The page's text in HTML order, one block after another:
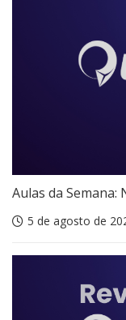
Aulas da Semana:
5 de agosto de